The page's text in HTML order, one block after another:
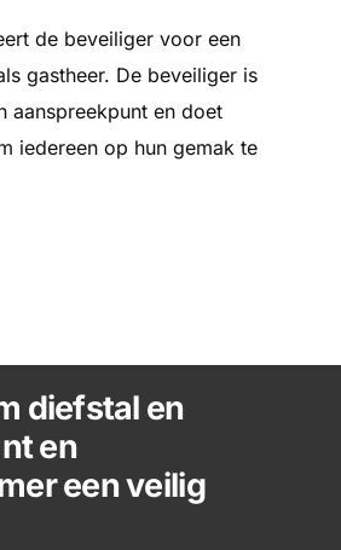
de beveiliger voor een
gastheer. De beveiliger is
aanspreekpunt en doet
iedereen op hun gemak te
diefstal en
en
een veilig